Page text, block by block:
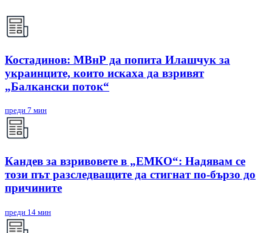
Костадинов: МВнР да попита Илашчук за
украинците, които искаха да взривят
„Балкански поток“
преди 7 мин
Кандев за взривовете в „ЕМКО“: Надявам се
този път разследващите да стигнат по-бързо до
причините
преди 14 мин